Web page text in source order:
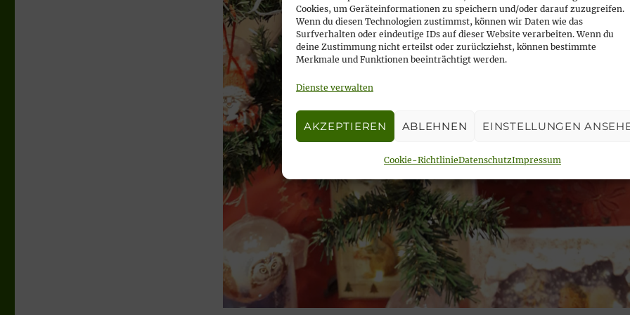
Cookies, um Geräteinformationen zu speichern und/oder darauf zuzugreifen.
Wenn du diesen Technologien zustimmst, können wir Daten wie das
Surfverhalten oder eindeutige IDs auf dieser Website verarbeiten. Wenn du
deine Zustimmung nicht erteilst oder zurückziehst, können bestimmte
Merkmale und Funktionen beeinträchtigt werden.
Dienste verwalten
AKZEPTIEREN ABLEHNEN EINSTELLUNGEN
Cookie-RichtlinieDatenschutzImpressum